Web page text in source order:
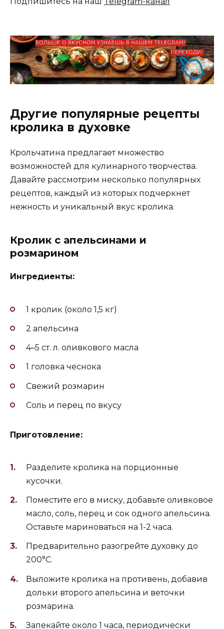
Другие популярные рецепты
кролика в духовке
Крольчатина предлагает множество
возможностей для кулинарного творчества.
Давайте рассмотрим несколько популярных
рецептов, каждый из которых подчеркнет
нежность и уникальный вкус кролика.
Кролик с апельсинами и
розмарином
Ингредиенты:
1 кролик (около 1,5 кг)
2 апельсина
4–5 ст. л. оливкового масла
1 головка чеснока
Свежий розмарин
Соль и перец по вкусу
Приготовление:
Разделите кролика на порционные
кусочки.
Поместите его в миску, добавьте оливковое
масло, соль, перец и сок одного апельсина.
Оставьте мариноваться на 1-2 часа.
Предварительно разогрейте духовку до
200°C.
Выложите кролика на противень, добавив
дольки второго апельсина и веточки
розмарина.
Запекайте около 1 часа, периодически